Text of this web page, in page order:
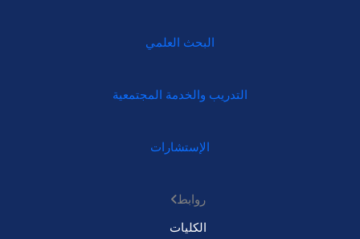
البحث العلمي
التدريب والخدمة المجتمعية
الإستشارات
روابط
الكليات